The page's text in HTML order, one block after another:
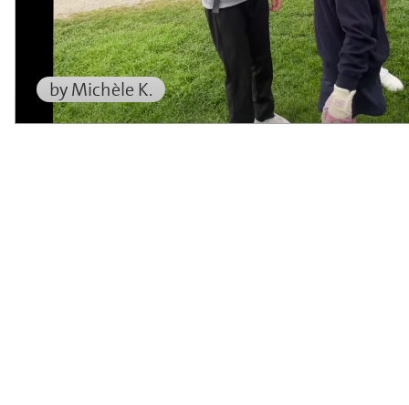
by Michèle K.